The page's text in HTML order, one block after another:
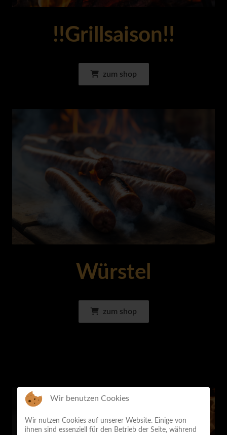
!!Grillsaison!!
zum shop
Würstel
zum shop
Wir benutzen Cookies
Wir nutzen Cookies auf unserer Website. Einige von
ihnen sind essenziell für den Betrieb der Seite, während